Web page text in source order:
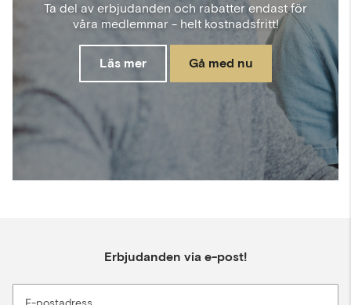
Ta del av erbjudanden och rabatter endast för
våra medlemmar - helt kostnadsfritt!
Läs mer Gå med nu
Erbjudanden via e-post!